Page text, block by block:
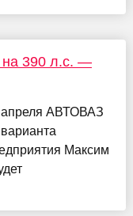
на 390 л.с. —
апреля АВТОВАЗ
Максим